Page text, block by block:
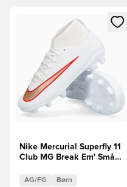
Åbner en Modal til at
Nike Mercurial Superfly 11
Club MG Break Em' Små
AG/FG Børn